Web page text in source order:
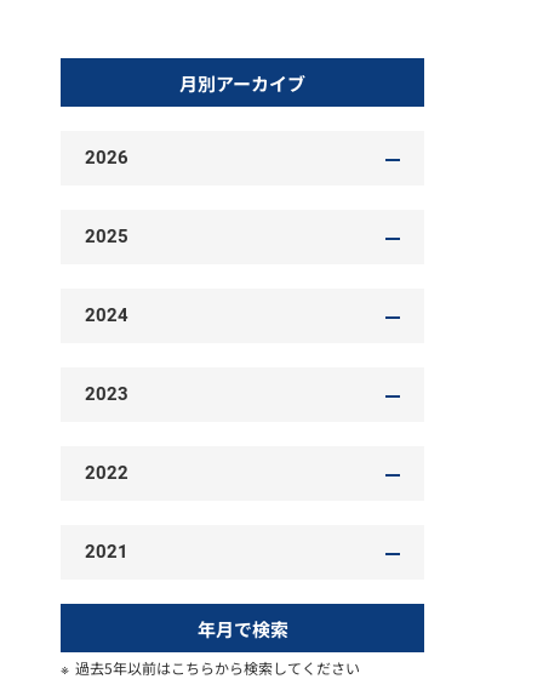
月別アーカイブ
2026
2025
2024
2023
2022
2021
年月で検索
過去5年以前はこちらから検索してください